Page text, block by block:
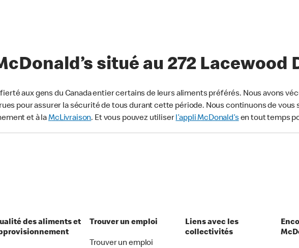
situé au 272 Lacewood
fierté aux gens du Canada entier certains de leurs aliments préférés. Nous avons
pour assurer la sécurité de tous durant cette période. Nous continuons de
et à laMcLivraison. Et vous pouvez utiliserl’appli McDonald’sen tout temps
des aliments et
Trouver un emploi
Trouver un emploi
Liens avec les
collectivités